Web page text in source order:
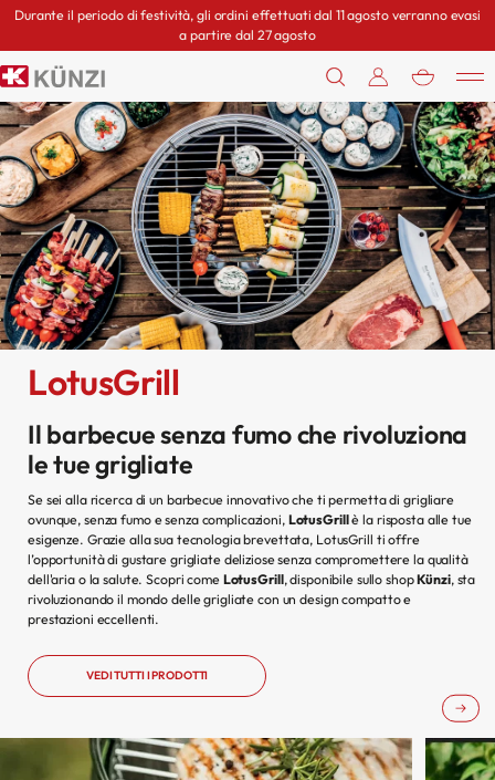
Durante il periodo di festività, gli ordini effettuati dal 11 agosto verranno evasi
a partire dal 27 agosto
LotusGrill
Il barbecue senza fumo che rivoluziona
le tue grigliate
Se sei alla ricerca di un barbecue innovativo che ti permetta di grigliare
ovunque, senza fumo e senza complicazioni, LotusGrillè la risposta alle tue
esigenze. Grazie alla sua tecnologia brevettata, LotusGrill ti offre
l’opportunità di gustare grigliate deliziose senza compromettere la qualità
dell'aria o la salute. Scopri come LotusGrill, disponibile sullo shopKünzi, sta
rivoluzionando il mondo delle grigliate con un design compatto e
prestazioni eccellenti.
VEDI TUTTI I PRODOTTI